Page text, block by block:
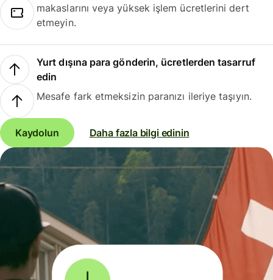
makaslarını veya yüksek işlem ücretlerini dert
etmeyin.
Yurt dışına para gönderin, ücretlerden tasarruf
edin
Mesafe fark etmeksizin paranızı ileriye taşıyın.
Kaydolun Daha fazla bilgi edinin